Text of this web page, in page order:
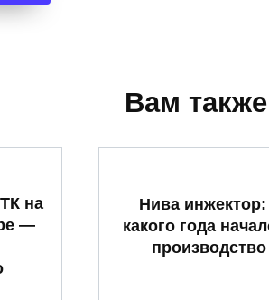
Вам
на
—
Нива инжектор:
какого года
производство